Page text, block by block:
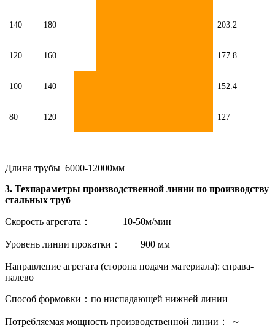
140 180 203.2
120 160 177.8
100 140 152.4
80 120 127
Длина трубы 6000-12000мм
3. Техпараметры производственной линии по производству
стальных труб
Скорость агрегата： 10-50м/мин
Уровень линии прокатки： 900 мм
Направление агрегата (сторона подачи материала): справа-
налево
Способ формовки：по ниспадающей нижней линии
Потребляемая мощность производственной линии： ～